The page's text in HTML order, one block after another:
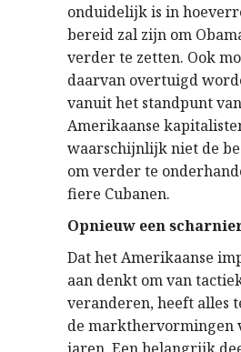
onduidelijk is in
bereid zal zijn om
verder te zetten. Ook
daarvan overtuigd
vanuit het standpunt
Amerikaanse
waarschijnlijk niet de
om verder te
fiere Cubanen.
Opnieuw een
Dat het Amerikaanse
aan denkt om van
veranderen, heeft alles
de markthervormingen